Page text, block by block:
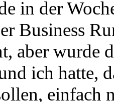
in der
Business
aber wurde
ich hatte,
einfach